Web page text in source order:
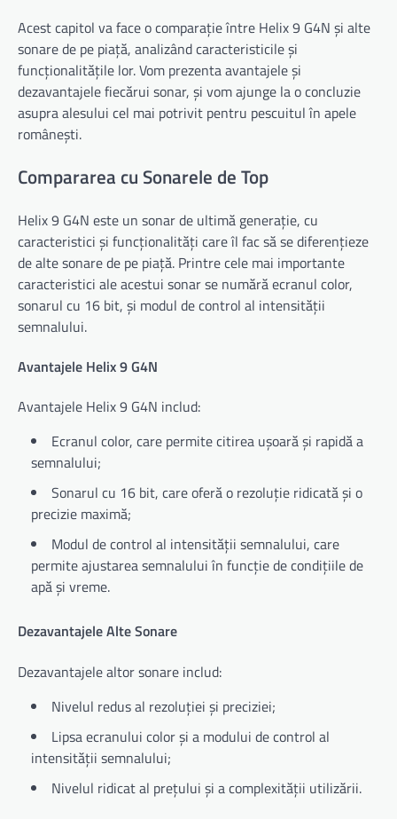
Acest capitol va face o comparație între Helix 9 G4N și alte
sonare de pe piață, analizând caracteristicile și
funcționalitățile lor. Vom prezenta avantajele și
dezavantajele fiecărui sonar, și vom ajunge la o concluzie
asupra alesului cel mai potrivit pentru pescuitul în apele
românești.
Compararea cu Sonarele de Top
Helix 9 G4N este un sonar de ultimă generație, cu
caracteristici și funcționalități care îl fac să se diferențieze
de alte sonare de pe piață. Printre cele mai importante
caracteristici ale acestui sonar se numără ecranul color,
sonarul cu 16 bit, și modul de control al intensității
semnalului.
Avantajele Helix 9 G4N
Avantajele Helix 9 G4N includ:
Ecranul color, care permite citirea ușoară și rapidă a
semnalului;
Sonarul cu 16 bit, care oferă o rezoluție ridicată și o
precizie maximă;
Modul de control al intensității semnalului, care
permite ajustarea semnalului în funcție de condițiile de
apă și vreme.
Dezavantajele Alte Sonare
Dezavantajele altor sonare includ:
Nivelul redus al rezoluției și preciziei;
Lipsa ecranului color și a modului de control al
intensității semnalului;
Nivelul ridicat al prețului și a complexității utilizării.